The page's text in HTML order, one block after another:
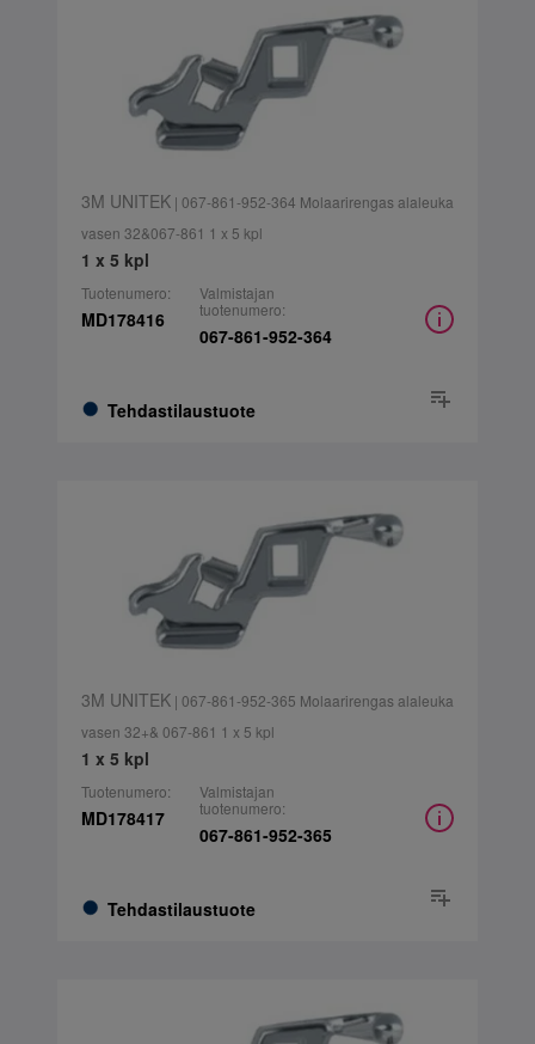
3M UNITEK| 067-861-952-364 Molaarirengas alaleuka
vasen 32&067-861 1 x 5 kpl
1 x 5 kpl
Tuotenumero:
MD178416
Tehdastilaustuote
Valmistajan
tuotenumero:
067-861-952-364
3M UNITEK| 067-861-952-365 Molaarirengas alaleuka
vasen 32+& 067-861 1 x 5 kpl
1 x 5 kpl
Tuotenumero:
MD178417
Tehdastilaustuote
Valmistajan
tuotenumero:
067-861-952-365